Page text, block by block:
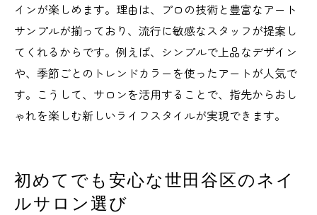
インが楽しめます。理由は、プロの技術と豊富なアート
サンプルが揃っており、流行に敏感なスタッフが提案し
てくれるからです。例えば、シンプルで上品なデザイン
や、季節ごとのトレンドカラーを使ったアートが人気で
す。こうして、サロンを活用することで、指先からおし
ゃれを楽しむ新しいライフスタイルが実現できます。
初めてでも安心な世田谷区のネイ
ルサロン選び